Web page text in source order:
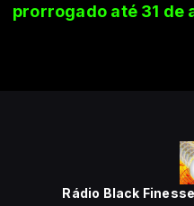
prorrogado até 31 de
Rádio Black